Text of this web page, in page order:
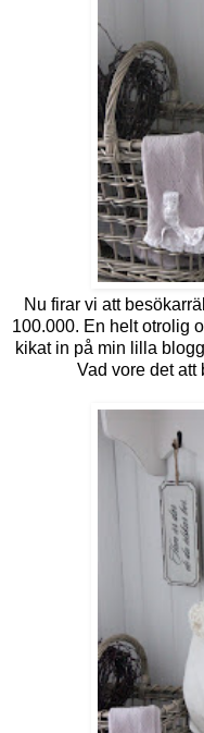
Nu firar vi att
100.000. En helt otrolig
kikat in på min lilla
Vad vore det att